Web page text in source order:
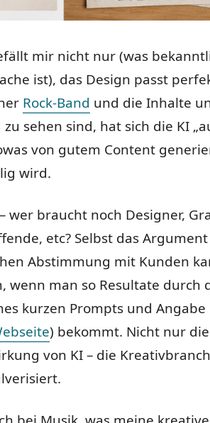
mir nicht nur (was
ist), das Design passt
Rock-Band und die Inhalte
sehen sind, hat sich die KI
von gutem Content
wird.
wer braucht noch Designer,
etc? Selbst das
Abstimmung mit Kunden
wenn man so Resultate durch
kurzen Prompts und Angabe
) bekommt. Nicht nur
von KI – die